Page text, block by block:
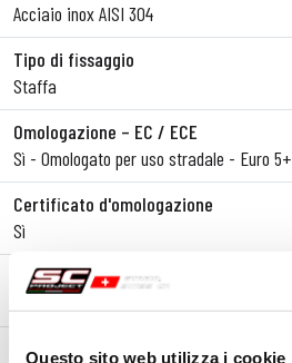
Questo sito web utilizza i cookie
Acciaio inox AISI 304
Tipo di fissaggio
Staffa
Omologazione – EC / ECE
Sì - Omologato per uso stradale - Euro 5+
Certificato d'omologazione
Sì
Note